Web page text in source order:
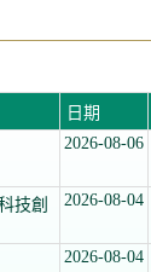
日期
2026-08-06
技創
2026-08-04
2026-08-04